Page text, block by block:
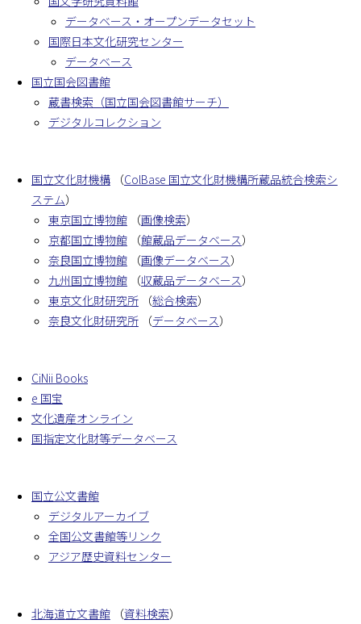
データベース・オープンデータセット
国際日本文化研究センター
データベース
国立国会図書館
蔵書検索（国立国会図書館サーチ）
デジタルコレクション
国立文化財機構（ColBase 国立文化財機構所蔵品統合検索シ
ステム）
東京国立博物館（画像検索）
京都国立博物館（館蔵品データベース）
奈良国立博物館（画像データベース）
九州国立博物館（収蔵品データベース）
東京文化財研究所（総合検索）
奈良文化財研究所（データベース）
CiNii Books
e 国宝
文化遺産オンライン
国指定文化財等データベース
国立公文書館
デジタルアーカイブ
全国公文書館等リンク
アジア歴史資料センター
北海道立文書館（資料検索）